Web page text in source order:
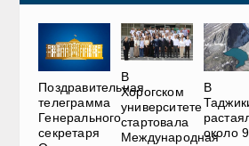
Поздравительная
телеграмма
Генерального
секретаря
В
Хорогском
университете
стартовала
Международная
В
около